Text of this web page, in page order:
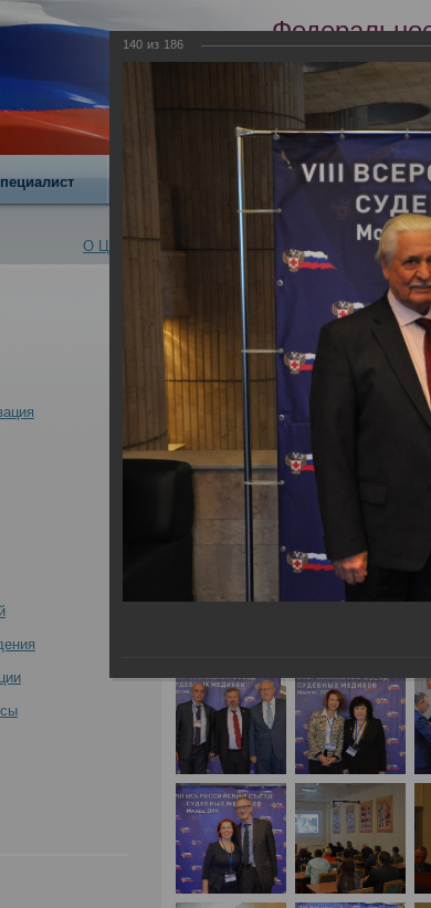
Российский
Научная
О Центре -
судебных медиков -
VIII Всероссийский
Альбомы
VIII Всероссийский съезд судебных
31.01.2019
В конце ноября 2018 года прошел
140 из 186